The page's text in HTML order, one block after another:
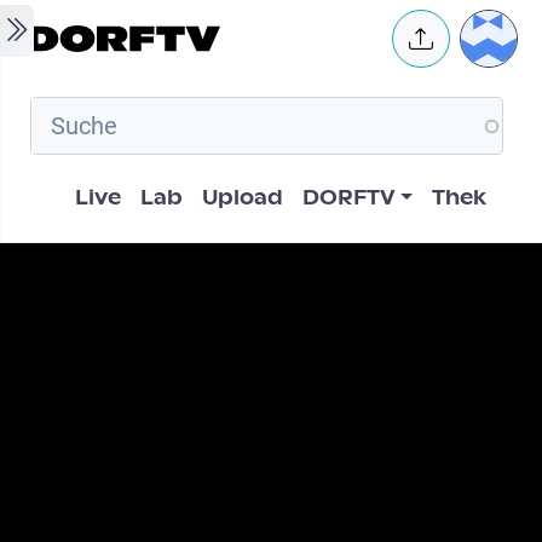
Skip to main content User
Hauptnavigation
Live Lab Upload DORFTV Thek